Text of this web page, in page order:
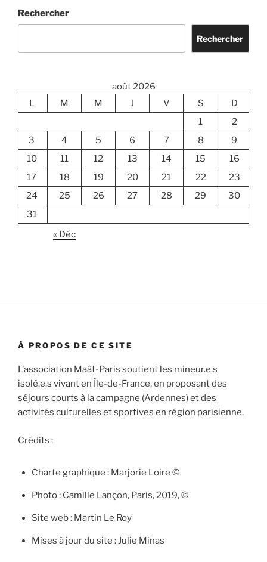
Rechercher
Rechercher
août 2026
L
M M J V S
D
1
2
3
4 5 6 7 8
9
10
11 12 13 14 15
16
17
18 19 20 21 22
23
24
25 26 27 28 29
30
31
« Déc
À PROPOS DE CE SITE
L’association Maât-Paris soutient les mineur.e.s
isolé.e.s vivant en Île-de-France, en proposant des
séjours courts à la campagne (Ardennes) et des
activités culturelles et sportives en région parisienne.
Crédits :
Charte graphique : Marjorie Loire ©
Photo : Camille Lançon, Paris, 2019, ©
Site web : Martin Le Roy
Mises à jour du site : Julie Minas